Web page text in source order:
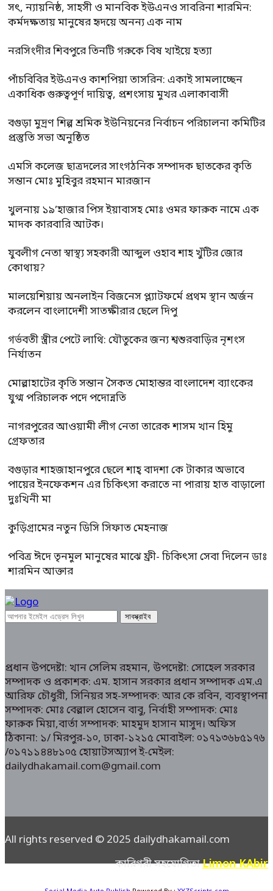
সৎ, ন্যায়নিষ্ঠ, সাহসী ও মানবিক ইউএনও সাবরিনা শারমিন:
কর্মদক্ষতায় মানুষের হৃদয়ে অনন্য এক নাম
নরসিংদীর শিবপুরে তিনটি গরুকে বিষ খাইয়ে হত্যা
পাঁচবিবির ইউএনও কাশপিয়া তাসরিন: একাই সামলাচ্ছেন
একাধিক গুরুত্বপূর্ণ দায়িত্ব, প্রশংসায় মুখর এলাকাবাসী
বগুড়া মুদ্রণ শিল্প শ্রমিক ইউনিয়নের নির্বাচন পরিচালনা কমিটির
প্রস্তুতি সভা অনুষ্ঠিত
এমসি কলেজ ছাত্রদলের সাংগঠনিক সম্পাদক ছাতকের কৃতি
সন্তান মোঃ মুহিবুর রহমান মারজান
খুলনায় ১৯’হাজার পিস ইয়াবাসহ মোঃ ওমর ফারুক নামে এক
মাদক কারবারি আটক।
যুবলীগ নেতা স্বাস্থ্য সহকারী আব্দুল ওহাব শাহ খুঁটির জোর
কোথায়?
মালয়েশিয়ায় অনলাইন বিজনেস প্ল্যাটফর্মে প্রথম স্থান অর্জন
করলেন বাংলাদেশী সাতক্ষীরার ছেলে দিপু
গর্ভবতী স্ত্রীর পেটে লাথি: যৌতুকের জন্য শ্বশুরবাড়ির নৃশংস
নির্যাতন
মোল্লাহাটের কৃতি সন্তান সৈকত মোহান্তর বাংলাদেশ ব্যাংকের
যুগ্ম পরিচালক পদে পদোন্নতি
নাগরপুরের আওয়ামী লীগ নেতা তারেক শাসম খান হিমু
গ্রেফতার
বগুড়ার শাহজাহানপুরে ছেলে শাহ্ বাদশা কে টাকার অভাবে
পায়ের ইনফেকশন এর চিকিৎসা করাতে না পারায় হাত বাড়ালো
দুঃখিনী মা
কুড়িগ্রামের নতুন ডিসি সিফাত মেহনাজ
পবিত্র ঈদে তৃনমুল মানুষের মাঝে ফ্রী- চিকিৎসা সেবা দিলেন ডাঃ
শারমিন আক্তার
প্রধান উপদেষ্টা: খান সেলিম রহমান, উপদেষ্টা: সোহেল সরকার
সম্পাদক ও প্রকাশক: এম. হাসান সরকার প্রধান সম্পাদক এম.এ
আরিফ চৌধুরী, সিনিয়র সহ-সম্পাদক: আর কে রবিন, ব্যবস্থাপনা
সম্পাদক: মোঃ বেল্লাল হোসেন বাবু, নির্বাহী সম্পাদক: মোঃ
ফারুক মিয়া,বার্তা সম্পাদক: মাহমুদ হাসান মাসুদ। অফিস
ঠিকানা: ১/ মিরপুর-১০, ঢাকা-১২১৫ মোবাইল: ০১৭১৩৬৮৫১৭৬
/০১৭১১৪৪৮১০৫ হোয়াটসঅ্যাপ ই-মেইল:
dailydhakamail.com@gmail.com
All rights reserved © 2025 dailydhakamail.com
কারিগরী সহযোগিতাLimon KAbir